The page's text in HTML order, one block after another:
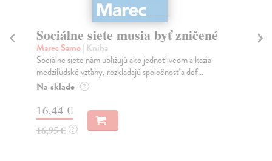
Sociálne siete musia byť zničené
Marec Samo| Kniha
Sociálne siete nám ubližujú ako jednotlivcom a kazia
medziľudské vzťahy, rozkladajú spoločnosť a def...
Na sklade ?
16,44 €
16,95 € ?